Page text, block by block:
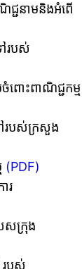
ជ្ជនាមនិងអំពើ
ៅរបស់
ចំពោះពាណិជ្ជកម្ម
ៅរបស់ក្រសួង
(PDF)
រ
សក្រុង
របស់